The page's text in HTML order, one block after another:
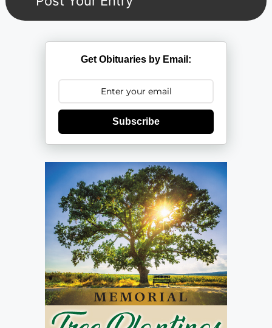
Get Obituaries by Email:
Subscribe